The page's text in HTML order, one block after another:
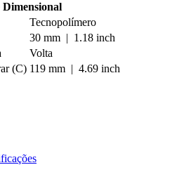
Tecnopolímero
30 mm | 1.18 inch
Volta
(C) 119 mm | 4.69 inch